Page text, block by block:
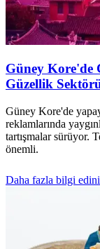
Güney Kore'de
Güzellik
Güney Kore'de
reklamlarında
tartışmalar sürüyor.
önemli.
Daha fazla bilgi